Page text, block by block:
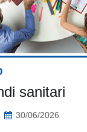
sanitari
30/06/2026